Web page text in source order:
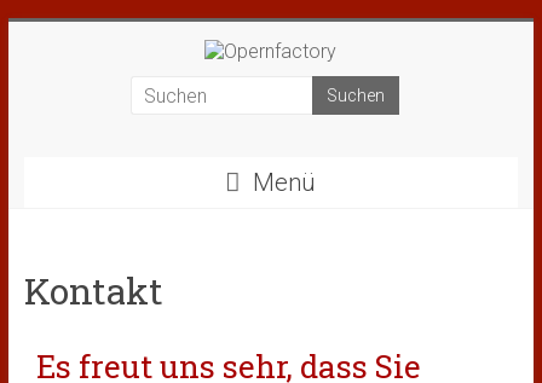
Menü
Kontakt
Es freut uns sehr, dass Sie